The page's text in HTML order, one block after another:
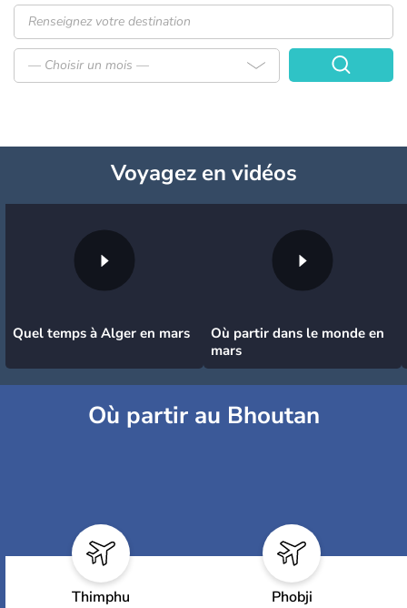
— Choisir un mois —
Voyagezen vidéos
Quel temps à Alger en mars
Où partir dans le monde en
mars
Où partir au Bhoutan
Thimphu Phobji